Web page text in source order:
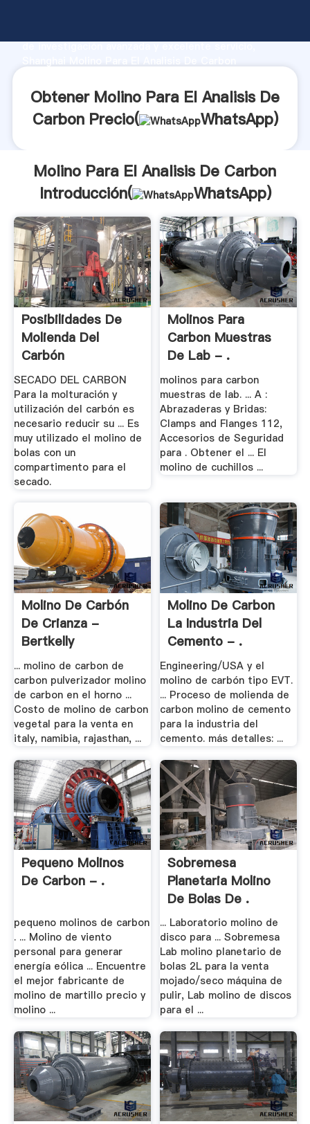
de investigación avanzada y excelente servicio,
clientes.
Obtener Molino Para El Analisis De
Carbon Precio(
WhatsApp)
Molino Para El Analisis De Carbon
Introducción(
WhatsApp)
Posibilidades De
Molienda Del
Carbón
SECADO DEL CARBON
Para la molturación y
utilización del carbón es
necesario reducir su ... Es
muy utilizado el molino de
bolas con un
compartimento para el
secado.
Molinos Para
Carbon Muestras
De Lab - .
molinos para carbon
muestras de lab. ... A :
Abrazaderas y Bridas:
Clamps and Flanges 112,
Accesorios de Seguridad
para . Obtener el ... El
molino de cuchillos ...
Molino De Carbón
De Crianza -
Bertkelly
... molino de carbon de
carbon pulverizador molino
de carbon en el horno ...
Costo de molino de carbon
vegetal para la venta en
italy, namibia, rajasthan, ...
Molino De Carbon
La Industria Del
Cemento - .
Engineering/USA y el
molino de carbón tipo EVT.
... Proceso de molienda de
carbon molino de cemento
para la industria del
cemento. más detalles: ...
Pequeno Molinos
De Carbon - .
pequeno molinos de carbon
. ... Molino de viento
personal para generar
energía eólica ... Encuentre
el mejor fabricante de
molino de martillo precio y
molino ...
Sobremesa
Planetaria Molino
De Bolas De .
... Laboratorio molino de
disco para ... Sobremesa
Lab molino planetario de
bolas 2L para la venta
mojado/seco máquina de
pulir, Lab molino de discos
para el ...